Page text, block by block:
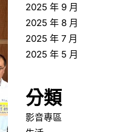
2025 年 9 月
2025 年 8 月
2025 年 7 月
2025 年 5 月
分類
影音專區